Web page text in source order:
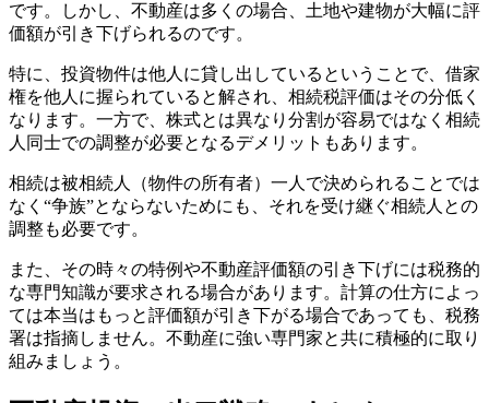
です。しかし、不動産は多くの場合、土地や建物が大幅に評
価額が引き下げられるのです。
特に、投資物件は他人に貸し出しているということで、借家
権を他人に握られていると解され、相続税評価はその分低く
なります。一方で、株式とは異なり分割が容易ではなく相続
人同士での調整が必要となるデメリットもあります。
相続は被相続人（物件の所有者）一人で決められることでは
なく“争族”とならないためにも、それを受け継ぐ相続人との
調整も必要です。
また、その時々の特例や不動産評価額の引き下げには税務的
な専門知識が要求される場合があります。計算の仕方によっ
ては本当はもっと評価額が引き下がる場合であっても、税務
署は指摘しません。不動産に強い専門家と共に積極的に取り
組みましょう。